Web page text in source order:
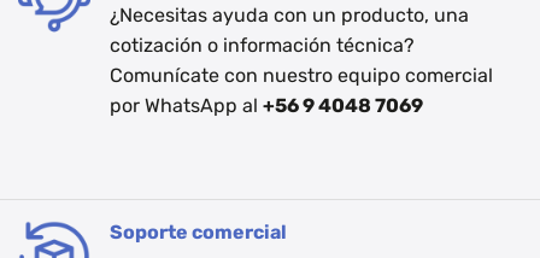
¿Necesitas ayuda con un producto, una
cotización o información técnica?
Comunícate con nuestro equipo comercial
por WhatsApp al +56 9 4048 7069
Soporte comercial